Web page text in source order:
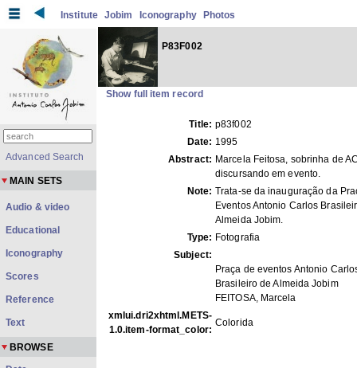
Institute Jobim Iconography Photos
P83F002
Show full item record
Title: p83f002
Date: 1995
Abstract: Marcela Feitosa, sobrinha de
discursando em evento.
Note: Trata-se da inauguração da
Eventos Antonio Carlos
Almeida Jobim.
Type: Fotografia
Subject:
Praça de eventos Antonio
Brasileiro de Almeida Jobim
FEITOSA, Marcela
xmlui.dri2xhtml.METS-
1.0.item-format_color:
Colorida
Advanced Search
MAIN SETS
Audio & video
Educational
Iconography
Scores
Reference
Text
BROWSE